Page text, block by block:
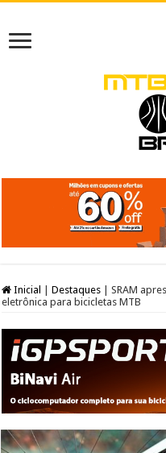
Inicial Destaques
SRAM
eletrônica para bicicletas MTB